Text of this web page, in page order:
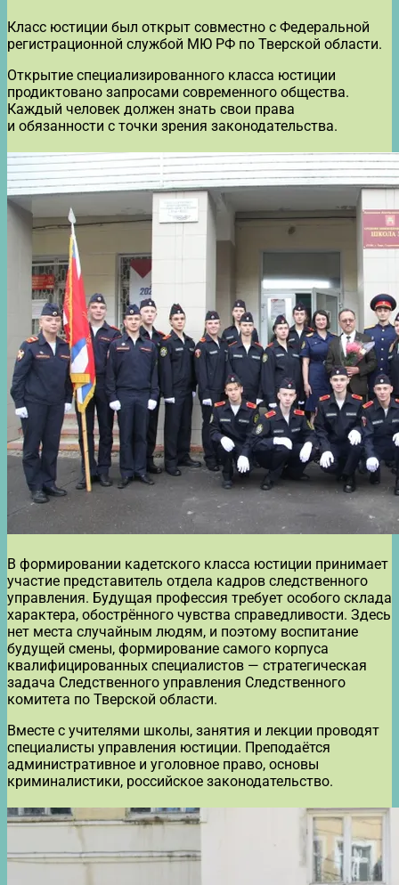
Класс юстиции был открыт совместно с Федеральной
регистрационной службой МЮ РФ по Тверской области.
Открытие специализированного класса юстиции
продиктовано запросами современного общества.
Каждый человек должен знать свои права
и обязанности с точки зрения законодательства.
В формировании кадетского класса юстиции принимает
участие представитель отдела кадров следственного
управления. Будущая профессия требует особого склада
характера, обострённого чувства справедливости. Здесь
нет места случайным людям, и поэтому воспитание
будущей смены, формирование самого корпуса
квалифицированных специалистов — стратегическая
задача Следственного управления Следственного
комитета по Тверской области.
Вместе с учителями школы, занятия и лекции проводят
специалисты управления юстиции. Преподаётся
административное и уголовное право, основы
криминалистики, российское законодательство.